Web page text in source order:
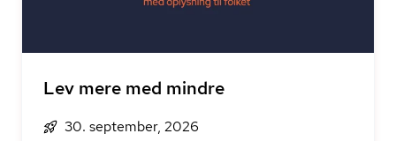
Lev mere med mindre
30. september, 2026